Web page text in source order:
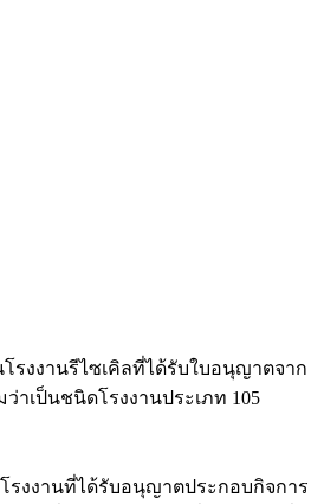
รงงานรีไซเคิลที่ได้รับใบอนุญาตจาก
าเป็นชนิดโรงงานประเภท 105
รงงานที่ได้รับอนุญาตประกอบกิจการ